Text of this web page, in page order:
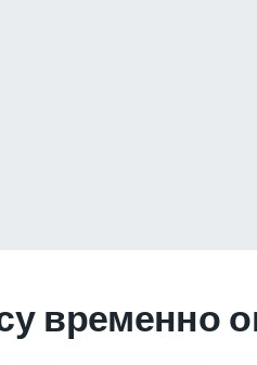
временно